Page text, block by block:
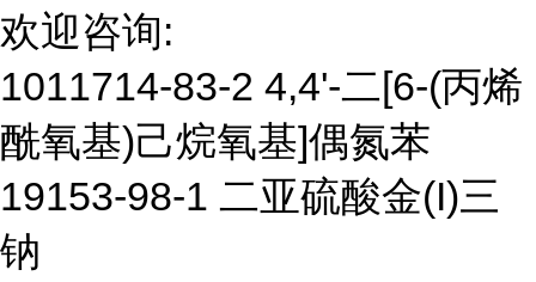
欢迎咨询:
1011714-83-2 4,4'-二[6-(丙烯
酰氧基)己烷氧基]偶氮苯
19153-98-1 二亚硫酸金(I)三
钠